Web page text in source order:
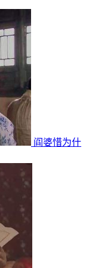
阎婆惜为什